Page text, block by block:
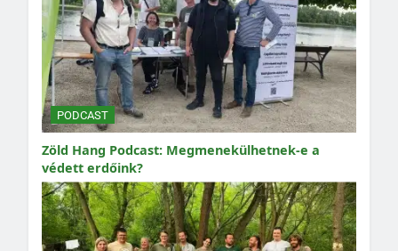
PODCAST
Zöld Hang Podcast: Megmenekülhetnek-e a
védett erdőink?